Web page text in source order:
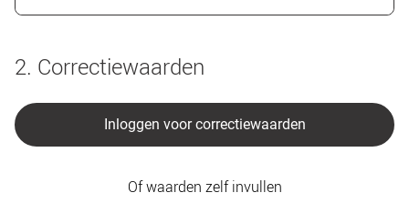
2. Correctiewaarden
Inloggen voor correctiewaarden
Of waarden zelf invullen